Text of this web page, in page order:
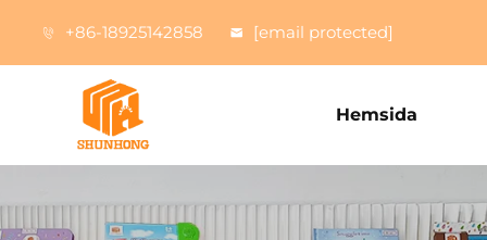
+86-18925142858 [email protected]
Hemsida